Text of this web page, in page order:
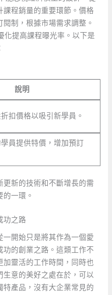
程銷量的重要環節。價格
制，根據市場需求調整。
化提高課程曝光率。以下是
說明
扣價格以吸引新學員。
員提供特價，增加預訂
新的技術和不斷增長的需
一環。
功之路
開始只是將其作為一個愛
的創業之路。這類工作不
靈活的工作時間，同時也
意的美好之處在於，可以
特產品，沒有大企業常見的